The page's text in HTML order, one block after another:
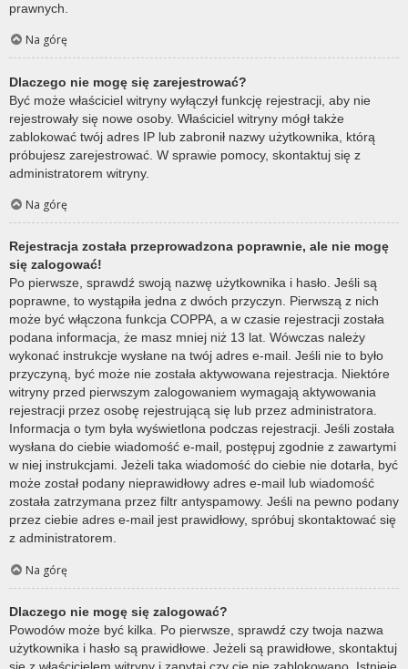
prawnych.
Na górę
Dlaczego nie mogę się zarejestrować?
Być może właściciel witryny wyłączył funkcję rejestracji, aby nie
rejestrowały się nowe osoby. Właściciel witryny mógł także
zablokować twój adres IP lub zabronił nazwy użytkownika, którą
próbujesz zarejestrować. W sprawie pomocy, skontaktuj się z
administratorem witryny.
Na górę
Rejestracja została przeprowadzona poprawnie, ale nie mogę
się zalogować!
Po pierwsze, sprawdź swoją nazwę użytkownika i hasło. Jeśli są
poprawne, to wystąpiła jedna z dwóch przyczyn. Pierwszą z nich
może być włączona funkcja COPPA, a w czasie rejestracji została
podana informacja, że masz mniej niż 13 lat. Wówczas należy
wykonać instrukcje wysłane na twój adres e-mail. Jeśli nie to było
przyczyną, być może nie została aktywowana rejestracja. Niektóre
witryny przed pierwszym zalogowaniem wymagają aktywowania
rejestracji przez osobę rejestrującą się lub przez administratora.
Informacja o tym była wyświetlona podczas rejestracji. Jeśli została
wysłana do ciebie wiadomość e-mail, postępuj zgodnie z zawartymi
w niej instrukcjami. Jeżeli taka wiadomość do ciebie nie dotarła, być
może został podany nieprawidłowy adres e-mail lub wiadomość
została zatrzymana przez filtr antyspamowy. Jeśli na pewno podany
przez ciebie adres e-mail jest prawidłowy, spróbuj skontaktować się
z administratorem.
Na górę
Dlaczego nie mogę się zalogować?
Powodów może być kilka. Po pierwsze, sprawdź czy twoja nazwa
użytkownika i hasło są prawidłowe. Jeżeli są prawidłowe, skontaktuj